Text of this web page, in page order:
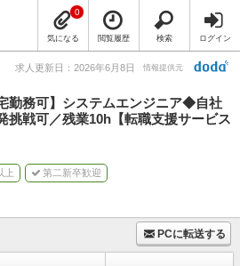
気になる
0
閲覧履歴 検索 ログイン
求人更新日：2026年6月8日 情報提供元
勤務可】システムエンジニア◆自社
挑戦可／残業10h【転職支援サービス
上 第二新卒歓迎
PCに転送する